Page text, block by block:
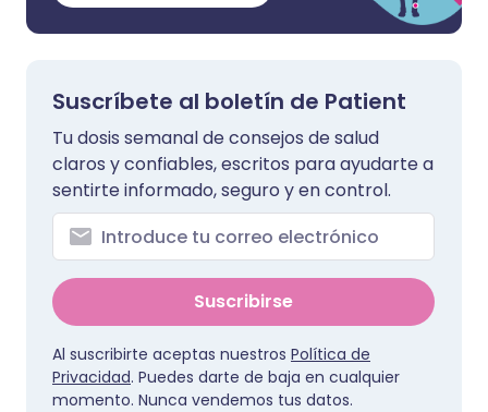
Suscríbete al boletín de Patient
Tu dosis semanal de consejos de salud
claros y confiables, escritos para ayudarte a
sentirte informado, seguro y en control.
Suscribirse
Al suscribirte aceptas nuestros Política de
Privacidad. Puedes darte de baja en cualquier
momento. Nunca vendemos tus datos.